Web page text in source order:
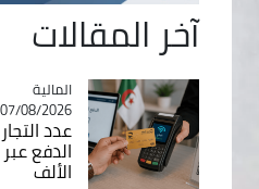
آخر المقالات
Catégorie
المالية
07/08/2026 - 09:50
عدد
الدفع
الألف